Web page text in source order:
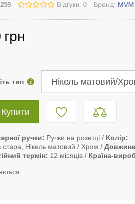
Відгуки: 0 Бренд: MVM
грн
тип
Купити
ручки Ручки на розетці
Колір
стара, Нікель матовий / Хром
термін
12 місяців Країна-